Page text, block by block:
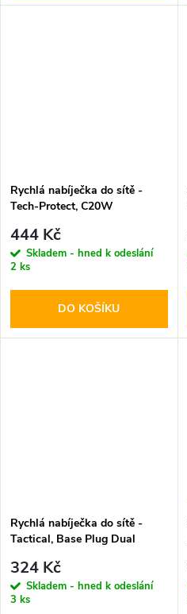
Rychlá nabíječka do sítě -
Tech-Protect, C20W
Lightning kabel
444 Kč
Skladem - hned k odeslání
2 ks
DO KOŠÍKU
Rychlá nabíječka do sítě -
Tactical, Base Plug Dual
324 Kč
Skladem - hned k odeslání
3 ks